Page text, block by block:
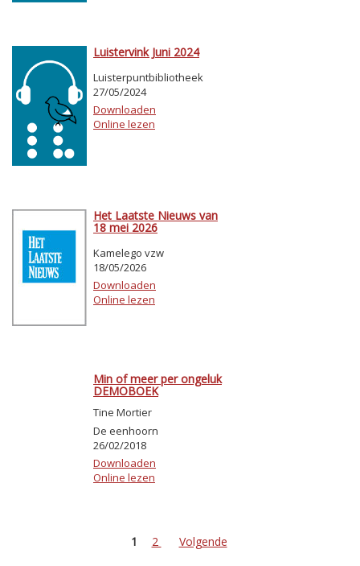
Luistervink Juni 2024
Luisterpuntbibliotheek
27/05/2024
Downloaden
Online lezen
Het Laatste Nieuws van
18 mei 2026
Kamelego vzw
18/05/2026
Downloaden
Online lezen
Min of meer per ongeluk
DEMOBOEK
Tine Mortier
De eenhoorn
26/02/2018
Downloaden
Online lezen
1 2 Volgende